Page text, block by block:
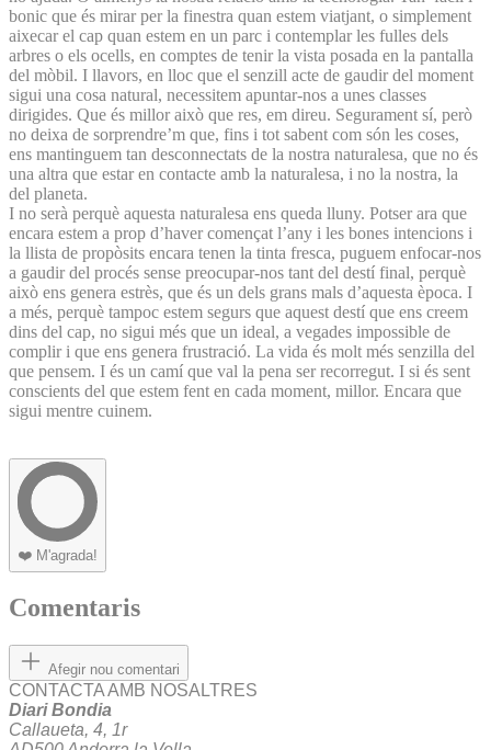
bonic que és mirar per la finestra quan estem viatjant, o simplement
aixecar el cap quan estem en un parc i contemplar les fulles dels
arbres o els ocells, en comptes de tenir la vista posada en la pantalla
del mòbil. I llavors, en lloc que el senzill acte de gaudir del moment
sigui una cosa natural, necessitem apuntar-nos a unes classes
dirigides. Que és millor això que res, em direu. Segurament sí, però
no deixa de sorprendre’m que, fins i tot sabent com són les coses,
ens mantinguem tan desconnectats de la nostra naturalesa, que no és
una altra que estar en contacte amb la naturalesa, i no la nostra, la
del planeta.
I no serà perquè aquesta naturalesa ens queda lluny. Potser ara que
encara estem a prop d’haver començat l’any i les bones intencions i
la llista de propòsits encara tenen la tinta fresca, puguem enfocar-nos
a gaudir del procés sense preocupar-nos tant del destí final, perquè
això ens genera estrès, que és un dels grans mals d’aquesta època. I
a més, perquè tampoc estem segurs que aquest destí que ens creem
dins del cap, no sigui més que un ideal, a vegades impossible de
complir i que ens genera frustració. La vida és molt més senzilla del
que pensem. I és un camí que val la pena ser recorregut. I si és sent
conscients del que estem fent en cada moment, millor. Encara que
sigui mentre cuinem.
❤️ M'agrada!
Comentaris
Afegir nou comentari
CONTACTA AMB NOSALTRES
Diari Bondia
Callaueta, 4, 1r